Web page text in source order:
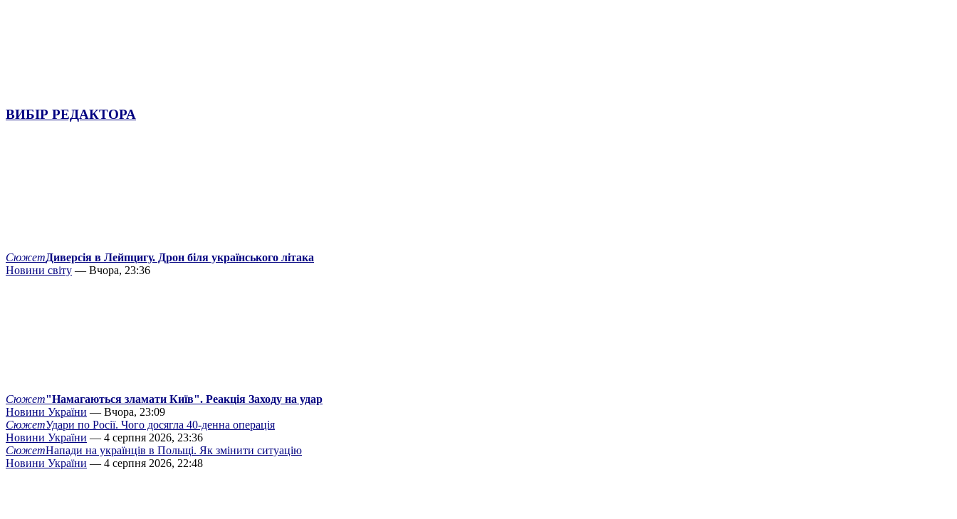
ВИБІР РЕДАКТОРА
СюжетДиверсія в Лейпцигу. Дрон біля українського літака
Новини світу — Вчора, 23:36
Сюжет"Намагаються зламати Київ". Реакція Заходу на удар
Новини України — Вчора, 23:09
СюжетУдари по Росії. Чого досягла 40-денна операція
Новини України — 4 серпня 2026, 23:36
СюжетНапади на українців в Польщі. Як змінити ситуацію
Новини України — 4 серпня 2026, 22:48